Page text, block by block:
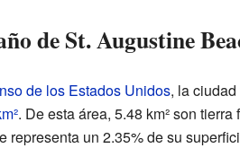
de St. Augustine
de los Estados Unidos, la
. De esta área, 5.48 km² son tierra
representa un 2.35% de su